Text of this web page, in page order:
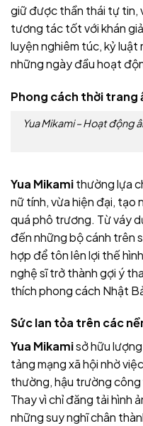
giữ được thần thái tự tin,
tương tác tốt với khán
luyện nghiêm túc, kỷ luật
những ngày đầu hoạt
Phong cách thời trang
Yua Mikami – Hoạt động
Yua Mikamithường lựa
nữ tính, vừa hiện đại, tạo
quá phô trương. Từ váy
đến những bộ cánh trên
hợp để tôn lên lợi thế
nghệ sĩ trở thành gợi ý
thích phong cách Nhật
Sức lan tỏa trên các
Yua Mikamisở hữu
tảng mạng xã hội nhờ
thường, hậu trường
Thay vì chỉ đăng tải hình
những suy nghĩ chân